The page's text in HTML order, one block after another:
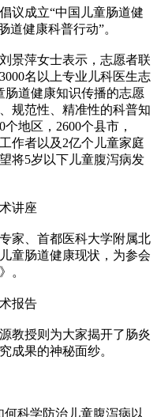
倡议成立“中国儿童肠道健
道健康科普行动”。
萍女士表示，志愿者联
3000名以上专业儿科医生志
肠道健康知识传播的志愿
、规范性、精准性的科普知
地区，2600个县市，
作者以及2亿个儿童家庭
有望将5岁以下儿童腹泻病发
讲座
家、首都医科大学附属北
道健康现状，为参会
。
报告
教授则为大家揭开了肠炎
果的神秘面纱。
何科学防治儿童腹泻病以